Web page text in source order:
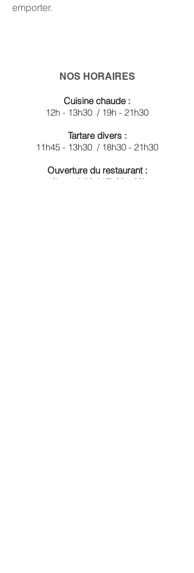
emporter.
NOS HORAIRES
Cuisine chaude :
12h - 13h30 / 19h - 21h30
Tartare divers :
11h45 - 13h30 / 18h30 - 21h30
Ouverture du restaurant :
10h - 14h30 / 17h30 - 23h